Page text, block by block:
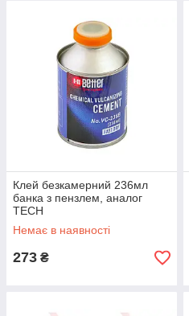
Клей безкамерний 236мл
банка з пензлем, аналог
TECH
Немає в наявності
273 ₴